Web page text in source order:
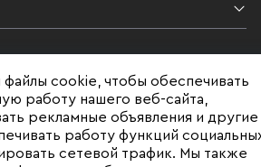
cookie, чтобы обеспечивать
работу нашего веб-сайта,
рекламные объявления и другие
работу функций
сетевой трафик. Мы также